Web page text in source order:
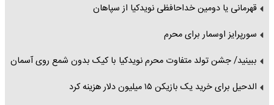
قهرمانی یا دومین خداحافظی نویدکیا از سپاهان
سورپرایز اوسمار برای محرم
ببینید/ جشن تولد متفاوت محرم نویدکیا با کیک بدون شمع روی آسمان
الدحیل برای خرید یک بازیکن ۱۵ میلیون دلار هزینه کرد